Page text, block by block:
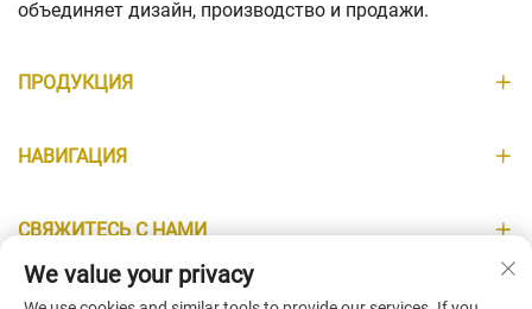
объединяет дизайн, производство и продажи.
ПРОДУКЦИЯ
НАВИГАЦИЯ
СВЯЖИТЕСЬ С НАМИ
ИНФОРМАЦИЯ
We value your privacy